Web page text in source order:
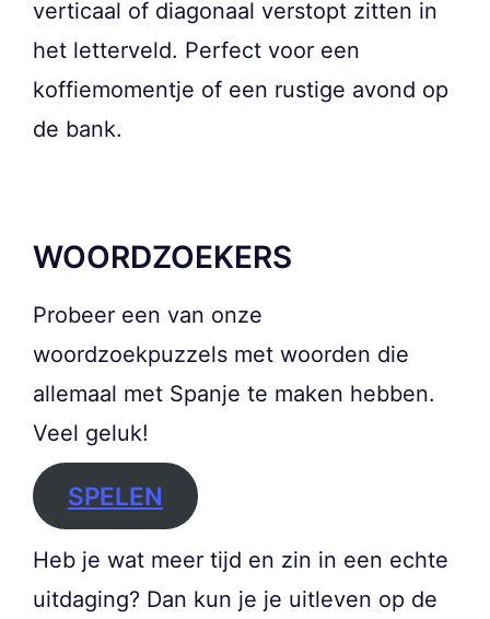
verticaal of diagonaal verstopt zitten in
het letterveld. Perfect voor een
koffiemomentje of een rustige avond op
de bank.
WOORDZOEKERS
Probeer een van onze
woordzoekpuzzels met woorden die
allemaal met Spanje te maken hebben.
Veel geluk!
SPELEN
Heb je wat meer tijd en zin in een echte
uitdaging? Dan kun je je uitleven op de